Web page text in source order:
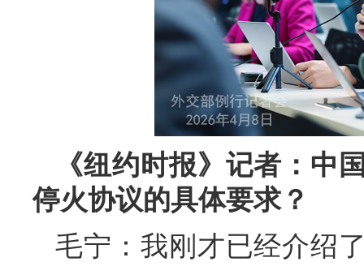
《纽约时报》记者：中
停火协议的具体要求？
毛宁：我刚才已经介绍